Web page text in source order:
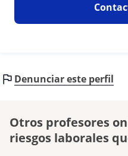
Denunciar este perfil
Otros profesores
riesgos laborales